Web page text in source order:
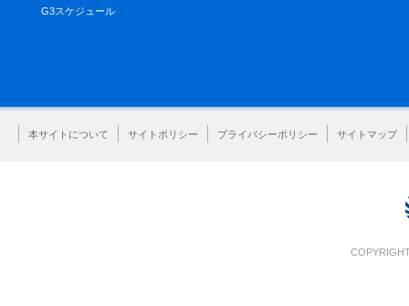
G3スケジュール
本サイトについて サイトポリシー プライバシーポリシー サイトマップ